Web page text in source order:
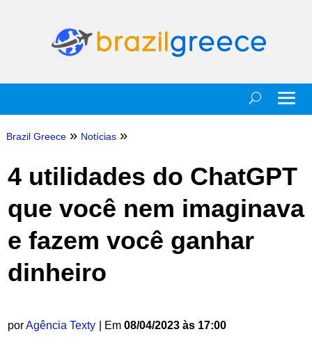
Brazil Greece » Notícias »
4 utilidades do ChatGPT
que você nem imaginava
e fazem você ganhar
dinheiro
porAgência Texty | Em 08/04/2023 às 17:00